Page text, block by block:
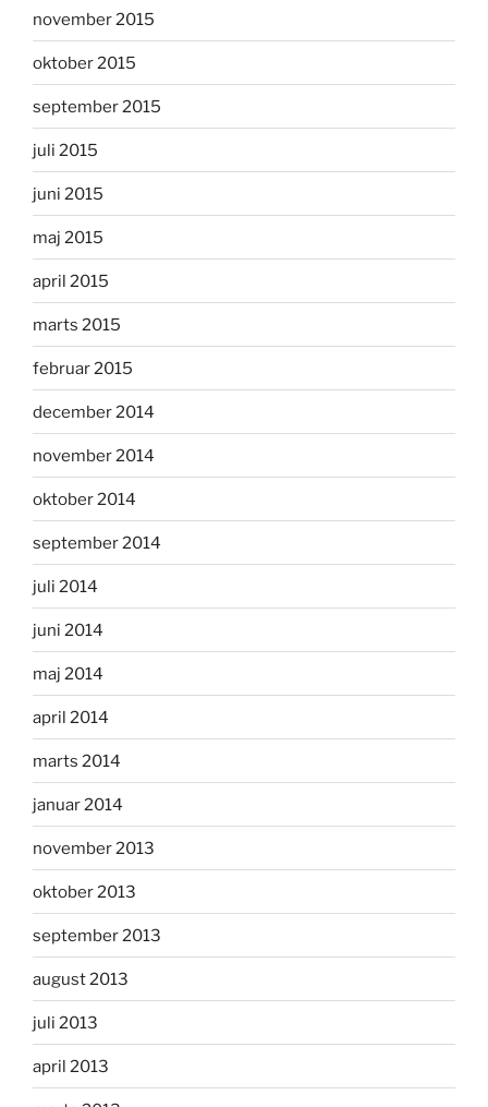
november 2015
oktober 2015
september 2015
juli 2015
juni 2015
maj 2015
april 2015
marts 2015
februar 2015
december 2014
november 2014
oktober 2014
september 2014
juli 2014
juni 2014
maj 2014
april 2014
marts 2014
januar 2014
november 2013
oktober 2013
september 2013
august 2013
juli 2013
april 2013